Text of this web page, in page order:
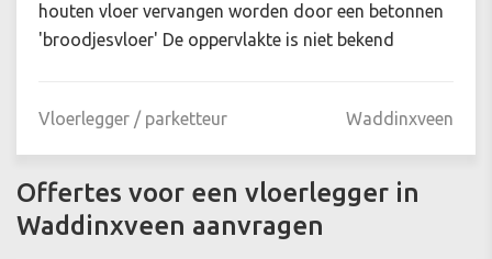
houten vloer vervangen worden door een betonnen
'broodjesvloer' De oppervlakte is niet bekend
Vloerlegger / parketteur Waddinxveen
Offertes voor een vloerlegger in
Waddinxveen aanvragen